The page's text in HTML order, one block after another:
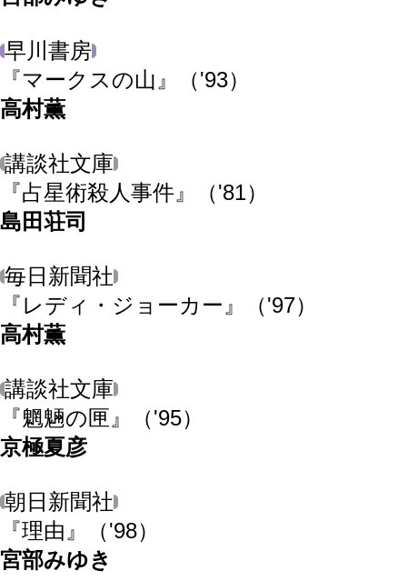
早川書房
『マークスの山』
（'93）
高村薫
講談社文庫
『占星術殺人事件』
（'81）
島田荘司
毎日新聞社
『レディ・ジョーカー』
（'97）
高村薫
講談社文庫
『魍魎の匣』
（'95）
京極夏彦
朝日新聞社
『理由』
（'98）
宮部みゆき